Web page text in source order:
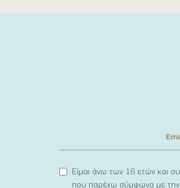
Είμαι άνω των 16 ετών και
που παρέχω σύμφωνα με την